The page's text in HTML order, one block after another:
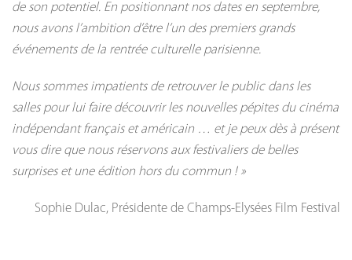
de son potentiel. En positionnant nos dates en septembre,
nous avons l’ambition d’être l’un des premiers grands
événements de la rentrée culturelle parisienne.
Nous sommes impatients de retrouver le public dans les
salles pour lui faire découvrir les nouvelles pépites du cinéma
indépendant français et américain … et je peux dès à présent
vous dire que nous réservons aux festivaliers de belles
surprises et une édition hors du commun ! »
Sophie Dulac, Présidente de Champs-Elysées Film Festival